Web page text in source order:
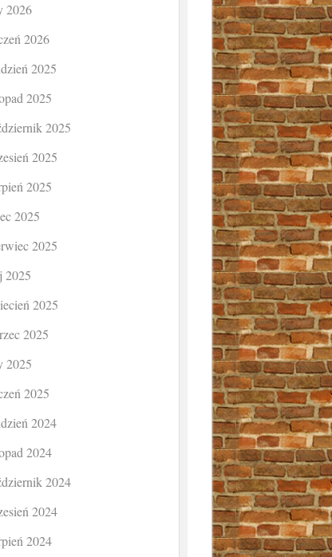
2026
2026
2025
2025
2025
2025
2025
2025
2025
2025
2025
2025
2025
2025
2024
2024
2024
2024
2024